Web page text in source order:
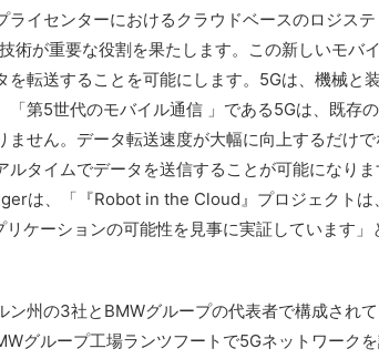
イセンターにおけるクラウドベースのロジステ
術が重要な役割を果たします。この新しいモバ
を転送することを可能にします。5Gは、機械と
「第5世代のモバイル通信 」である5Gは、既存
ません。データ転送速度が大幅に向上するだけ
ルタイムでデータを送信することが可能になり
は、「『Robot in the Cloud』プロジェクトは
ケーションの可能性を見事に実証しています」
州の3社とBMWグループの代表者で構成されて
グループ工場ランツフートで5Gネットワーク